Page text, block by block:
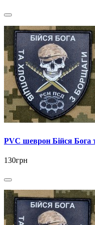
PVC шеврон Бійся Бога
130грн